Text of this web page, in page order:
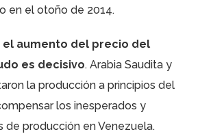
en el otoño de 2014.
el aumento del precio del
es decisivo. Arabia Saudita y
la producción a principios del
los inesperados y
de producción en Venezuela.